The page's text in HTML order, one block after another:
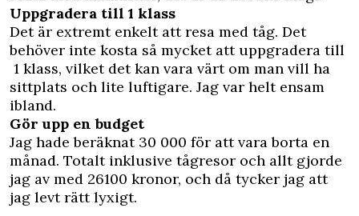
Uppgradera till 1 klass
Det är extremt enkelt att resa med tåg. Det
behöver inte kosta så mycket att uppgradera till
1 klass, vilket det kan vara värt om man vill ha
sittplats och lite luftigare. Jag var helt ensam
ibland.
Gör upp en budget
Jag hade beräknat 30 000 för att vara borta en
månad. Totalt inklusive tågresor och allt gjorde
jag av med 26100 kronor, och då tycker jag att
jag levt rätt lyxigt.